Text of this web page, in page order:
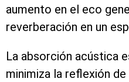
aumento en el eco
reverberación en un
La absorción acústica
minimiza la reflexión